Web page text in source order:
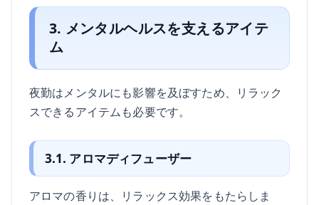
3. メンタルヘルスを支えるアイテ
ム
夜勤はメンタルにも影響を及ぼすため、リラック
スできるアイテムも必要です。
3.1. アロマディフューザー
アロマの香りは、リラックス効果をもたらしま